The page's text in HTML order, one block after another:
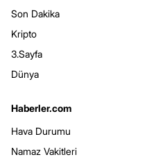
Son Dakika
Kripto
3.Sayfa
Dünya
Haberler.com
Hava Durumu
Namaz Vakitleri